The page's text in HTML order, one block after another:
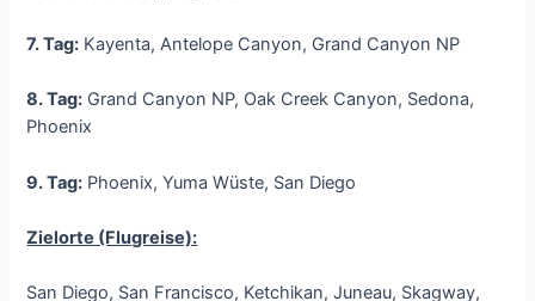
7. Tag: Kayenta, Antelope Canyon, Grand Canyon NP
8. Tag: Grand Canyon NP, Oak Creek Canyon, Sedona,
Phoenix
9. Tag: Phoenix, Yuma Wüste, San Diego
Zielorte (Flugreise):
San Diego, San Francisco, Ketchikan, Juneau, Skagway,